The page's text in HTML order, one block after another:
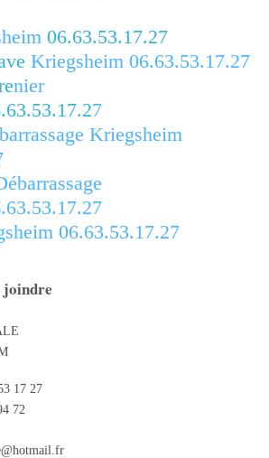
06.63.53.17.27
Kriegsheim 06.63.53.17.27
nier
7
Kriegsheim
06.63.53.17.27
joindre
17 27
72